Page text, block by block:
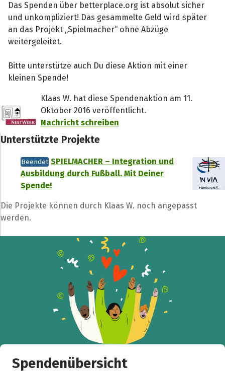
Das Spenden über betterplace.org ist absolut sicher
und unkompliziert! Das gesammelte Geld wird später
an das Projekt „Spielmacher“ ohne Abzüge
weitergeleitet.
Bitte unterstütze auch Du diese Aktion mit einer
kleinen Spende!
Klaas W. hat diese Spendenaktion am 11.
Oktober 2016 veröffentlicht.
Nachricht schreiben
Unterstützte Projekte
Beendet SPIELMACHER – Integration und
Ausbildung durch Fußball. Mit Deiner
Spende!
Die Projekte können durch Klaas W. noch angepasst
werden.
Spendenübersicht